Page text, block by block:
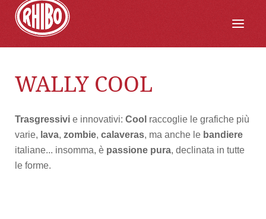
WALLY COOL
Trasgressivi e innovativi: Cool raccoglie le grafiche più
varie, lava, zombie, calaveras, ma anche le bandiere
italiane... insomma, è passione pura, declinata in tutte
le forme.